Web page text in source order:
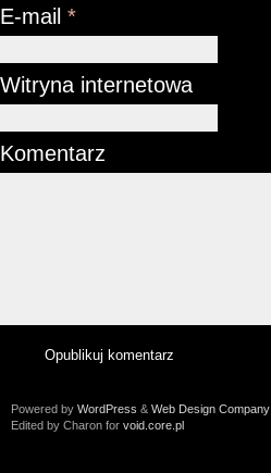
E-mail *
Witryna internetowa
Komentarz
Powered by WordPress & Web Design Company
Edited by Charon for void.core.pl